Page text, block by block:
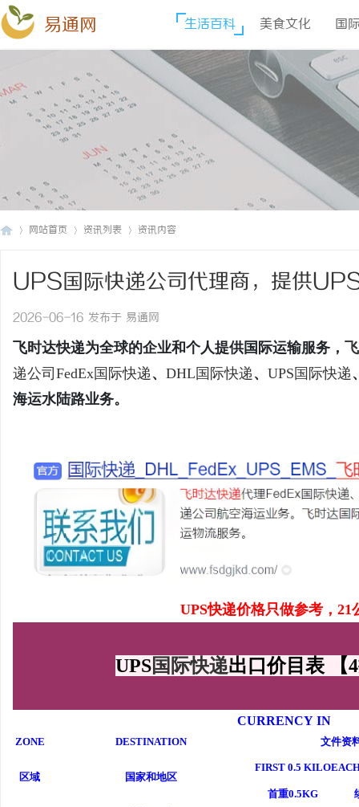
易通网 生活百科 美食文化 国
网站首页 资讯列表 资讯内容
UPS国际快递公司代理商，提供
格促销,UPS快递价格,UPS国际快递
2026-06-16 发布于 易通网
飞时达快递为全球的企业和个人提供国际运输服务，
递公司 FedEx国际快递 、 DHL国际快递 、 UPS国际快递
海运水陆路业务。
UPS快递价格只做参考， 21
UPS国际快递出口价目表 【
CURRENCY IN
ZONE DESTINATION 文件资
区域 国家和地区
FIRST 0.5 KILO
首重0.5KG
肥刑事律师：保护您的合法权益，助您走出
律困境
贝净 AC 国际医疗实验
全解析